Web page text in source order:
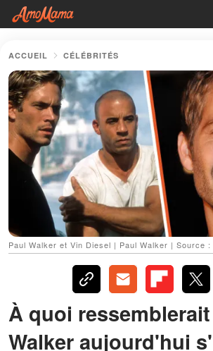
ACCUEIL CÉLÉBRITÉS
Paul Walker et Vin Diesel | Paul Walker | Source
À quoi
Walker aujourd'hui